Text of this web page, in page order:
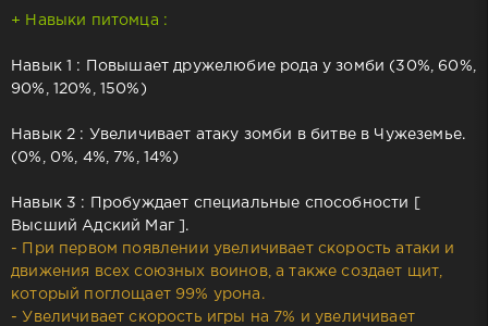
+ Навыки питомца :
Навык 1 : Повышает дружелюбие рода у зомби (30%, 60%,
90%, 120%, 150%)
Навык 2 : Увеличивает атаку зомби в битве в Чужеземье.
(0%, 0%, 4%, 7%, 14%)
Навык 3 : Пробуждает специальные способности [
Высший Адский Маг ].
- При первом появлении увеличивает скорость атаки и
движения всех союзных воинов, а также создает щит,
который поглощает 99% урона.
- Увеличивает скорость игры на 7% и увеличивает